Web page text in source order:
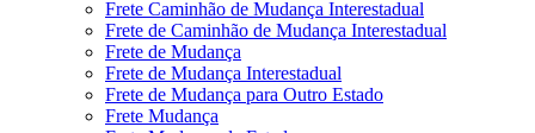
Frete Caminhão de Mudança Interestadual
Frete de Caminhão de Mudança Interestadual
Frete de Mudança
Frete de Mudança Interestadual
Frete de Mudança para Outro Estado
Frete Mudança